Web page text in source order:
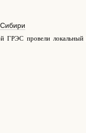
ГРЭС провели локальный